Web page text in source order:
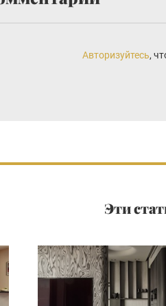
Авторизуйтесь,
Эти